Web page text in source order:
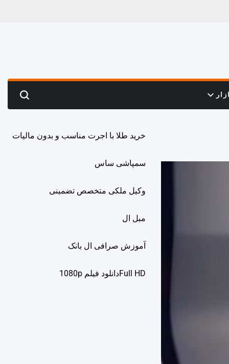
Search
خرید طلا با اجرت مناسب و بدون مالیات
سمپاشی ساس
وکیل ملکی متخصص تضمینی
مبل ال
آموزش صرافی ال بانک
Full HDدانلود فيلم 1080p